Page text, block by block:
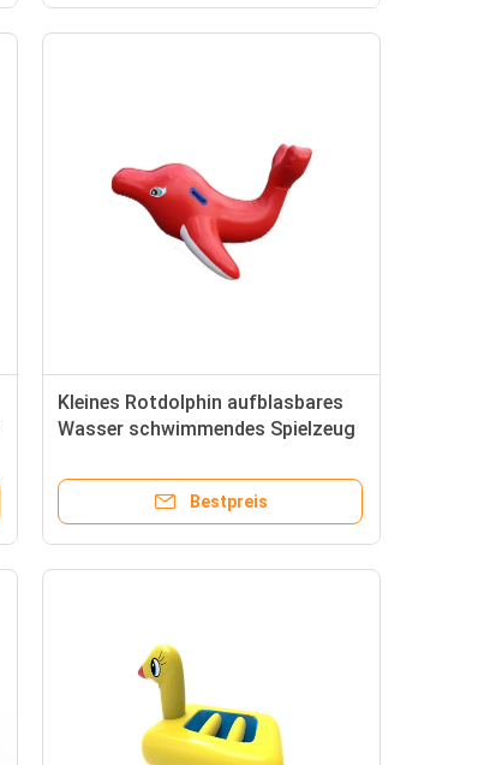
Kleines Rotdolphin aufblasbares
Wasser schwimmendes Spielzeug
Bestpreis